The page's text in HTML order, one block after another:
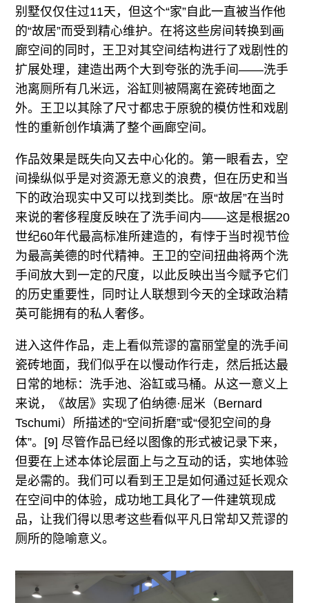
别墅仅仅住过11天，但这个“家”自此一直被当作他
的“故居”而受到精心维护。在将这些房间转换到画
廊空间的同时，王卫对其空间结构进行了戏剧性的
扩展处理，建造出两个大到夸张的洗手间——洗手
池离厕所有几米远，浴缸则被隔离在瓷砖地面之
外。王卫以其除了尺寸都忠于原貌的模仿性和戏剧
性的重新创作填满了整个画廊空间。
作品效果是既失向又去中心化的。第一眼看去，空
间操纵似乎是对资源无意义的浪费，但在历史和当
下的政治现实中又可以找到类比。原“故居”在当时
来说的奢侈程度反映在了洗手间内——这是根据20
世纪60年代最高标准所建造的，有悖于当时视节俭
为最高美德的时代精神。王卫的空间扭曲将两个洗
手间放大到一定的尺度，以此反映出当今赋予它们
的历史重要性，同时让人联想到今天的全球政治精
英可能拥有的私人奢侈。
进入这件作品，走上看似荒谬的富丽堂皇的洗手间
瓷砖地面，我们似乎在以慢动作行走，然后抵达最
日常的地标：洗手池、浴缸或马桶。从这一意义上
来说，《故居》实现了伯纳德·屈米（Bernard
Tschumi）所描述的“空间折磨”或“侵犯空间的身
体”。[9] 尽管作品已经以图像的形式被记录下来，
但要在上述本体论层面上与之互动的话，实地体验
是必需的。我们可以看到王卫是如何通过延长观众
在空间中的体验，成功地工具化了一件建筑现成
品，让我们得以思考这些看似平凡日常却又荒谬的
厕所的隐喻意义。